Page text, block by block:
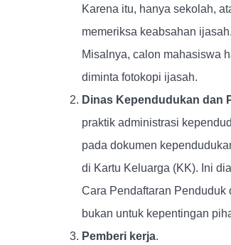
Karena itu, hanya sekolah,
memeriksa keabsahan
Misalnya, calon mahasiswa
diminta fotokopi ijasah.
Dinas
praktik administrasi
pada dokumen
di Kartu Keluarga (KK). Ini
Cara Pendaftaran
bukan untuk kepentingan
Pemberi kerja